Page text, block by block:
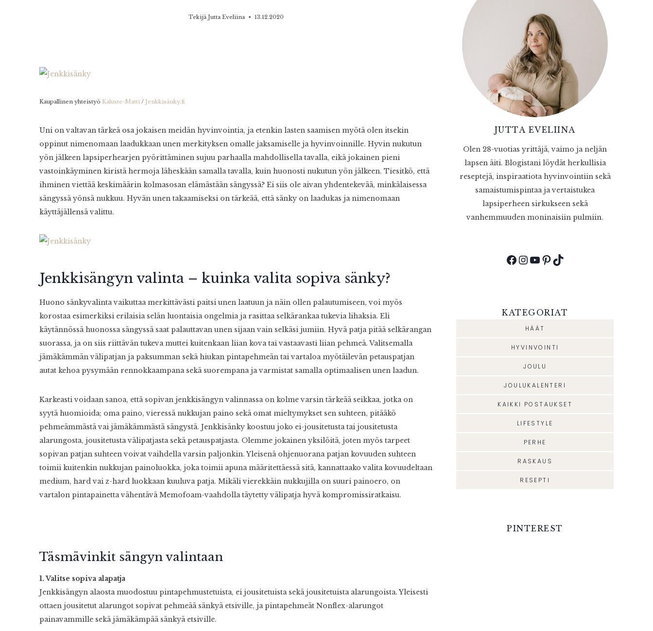
Tekijä Jutta Eveliina 13.12.2020
Kaupallinen yhteistyö Kaluste-Matti / Jenkkisänky.fi
Uni on valtavan tärkeä osa jokaisen meidän hyvinvointia, ja etenkin lasten saamisen myötä olen itsekin
oppinut nimenomaan laadukkaan unen merkityksen omalle jaksamiselle ja hyvinvoinnille. Hyvin nukutun
yön jälkeen lapsiperhearjen pyörittäminen sujuu parhaalla mahdollisella tavalla, eikä jokainen pieni
vastoinkäyminen kiristä hermoja läheskään samalla tavalla, kuin huonosti nukutun yön jälkeen. Tiesitkö, että
ihminen viettää keskimäärin kolmasosan elämästään sängyssä? Ei siis ole aivan yhdentekevää, minkälaisessa
sängyssä yönsä nukkuu. Hyvän unen takaamiseksi on tärkeää, että sänky on laadukas ja nimenomaan
käyttäjällensä valittu.
Jenkkisängyn valinta – kuinka valita sopiva sänky?
Huono sänkyvalinta vaikuttaa merkittävästi paitsi unen laatuun ja näin ollen palautumiseen, voi myös
korostaa esimerkiksi erilaisia selän luontaisia ongelmia ja rasittaa selkärankaa tukevia lihaksia. Eli
käytännössä huonossa sängyssä saat palauttavan unen sijaan vain selkäsi jumiin. Hyvä patja pitää selkärangan
suorassa, ja on siis riittävän tukeva muttei kuitenkaan liian kova tai vastaavasti liian pehmeä. Valitsemalla
jämäkämmän välipatjan ja paksumman sekä hiukan pintapehmeän tai vartaloa myötäilevän petauspatjan
autat kehoa pysymään rennokkaampana sekä suorempana ja varmistat samalla optimaalisen unen laadun.
Karkeasti voidaan sanoa, että sopivan jenkkisängyn valinnassa on kolme varsin tärkeää seikkaa, jotka on
syytä huomioida; oma paino, vieressä nukkujan paino sekä omat mieltymykset sen suhteen, pitääkö
pehmeämmästä vai jämäkämmästä sängystä. Jenkkisänky koostuu joko ei-jousitetusta tai jousitetusta
alarungosta, jousitetusta välipatjasta sekä petauspatjasta. Olemme jokainen yksilöitä, joten myös tarpeet
sopivan patjan suhteen voivat vaihdella varsin paljonkin. Yleisenä ohjenuorana patjan kovuuden suhteen
toimii kuitenkin nukkujan painoluokka, joka toimii apuna määritettäessä sitä, kannattaako valita kovuudeltaan
medium, hard vai z-hard luokkaan kuuluva patja. Mikäli vierekkäin nukkujilla on suuri painoero, on
vartalon pintapainetta vähentävä Memofoam-vaahdolla täytetty välipatja hyvä kompromissiratkaisu.
Täsmävinkit sängyn valintaan
1. Valitse sopiva alapatja
Jenkkisängyn alaosta muodostuu pintapehmustetuista, ei jousitetuista sekä jousitetuista alarungoista. Yleisesti
ottaen jousitetut alarungot sopivat pehmeää sänkyä etsiville, ja pintapehmeät Nonflex-alarungot
painavammille sekä jämäkämpää sänkyä etsiville.
JUTTA EVELIINA
Olen 28-vuotias yrittäjä, vaimo ja neljän
lapsen äiti. Blogistani löydät herkullisia
reseptejä, inspiraatiota hyvinvointiin sekä
samaistumispintaa ja vertaistukea
lapsiperheen sirkukseen sekä
vanhemmuuden moninaisiin pulmiin.
Facebook
Instagram
YouTube
Pinterest
TikTok
KATEGORIAT
HÄÄT
HYVINVOINTI
JOULU
JOULUKALENTERI
KAIKKI POSTAUKSET
LIFESTYLE
PERHE
RASKAUS
RESEPTI
PINTEREST